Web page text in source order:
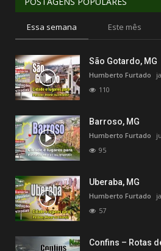
Essa semana Este mês
São Gotardo, MG
Humberto Furtado
110
Barroso, MG
Humberto Furtado
95
Uberaba, MG
Humberto Furtado
57
Confins – Rotas